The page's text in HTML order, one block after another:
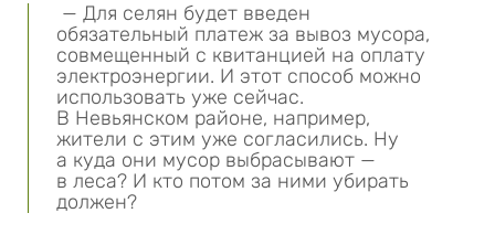
— Для селян будет введен
обязательный платеж за вывоз мусора,
совмещенный с квитанцией на оплату
электроэнергии. И этот способ можно
использовать уже сейчас.
В Невьянском районе, например,
жители с этим уже согласились. Ну
а куда они мусор выбрасывают —
в леса? И кто потом за ними убирать
должен?